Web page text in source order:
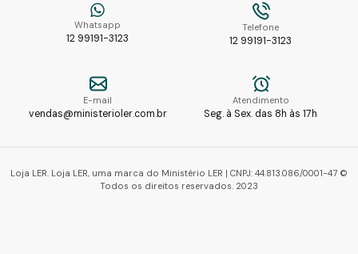
Whatsapp
12 99191-3123
Telefone
12 99191-3123
E-mail
vendas@ministerioler.com.br
Atendimento
Seg. à Sex. das 8h às 17h
Loja LER. Loja LER, uma marca do Ministério LER | CNPJ: 44.813.086/0001-47 ©
Todos os direitos reservados. 2023